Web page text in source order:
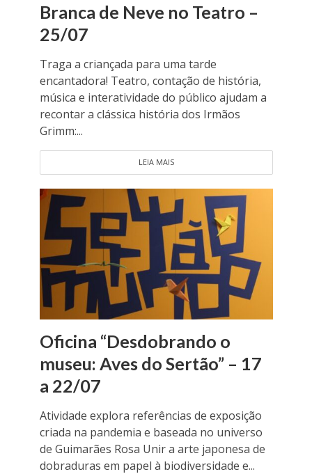
Branca de Neve no Teatro –
25/07
Traga a criançada para uma tarde
encantadora! Teatro, contação de história,
música e interatividade do público ajudam a
recontar a clássica história dos Irmãos
Grimm:...
LEIA MAIS
Oficina “Desdobrando o
museu: Aves do Sertão” – 17
a 22/07
Atividade explora referências de exposição
criada na pandemia e baseada no universo
de Guimarães Rosa Unir a arte japonesa de
dobraduras em papel à biodiversidade e...